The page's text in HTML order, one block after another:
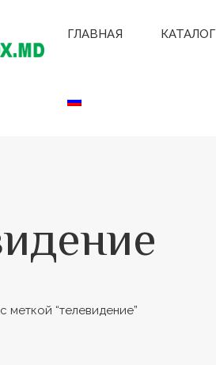
ГЛАВНАЯ КАТАЛОГ
меткой “телевидение”